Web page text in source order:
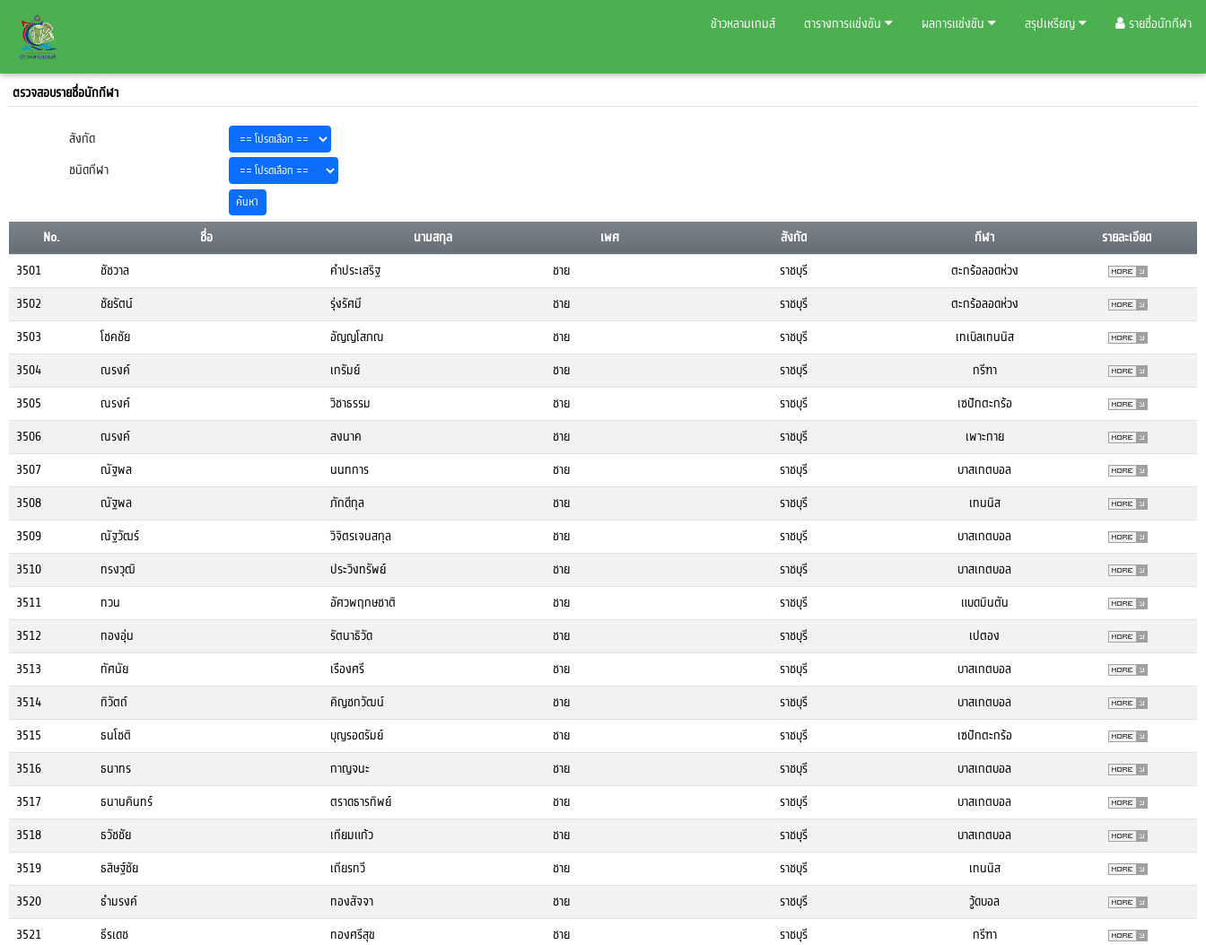
ข้าวหลามเกมส์ ตารางการแข่งขัน ผลการแข่งขัน สรุปเหรียญ รายชื่อนักกีฬา
ตรวจสอบรายชื่อนักกีฬา
สังกัด
ชนิดกีฬา
No. ชื่อ นามสกุล เพศ สังกัด กีฬา
รายละเอียด
3501
ชัชวาล คำประเสริฐ ชาย ราชบุรี
ตะกร้อลอดห่วง
3502
ชัยรัตน์ รุ่งรัศมี ชาย ราชบุรี
ตะกร้อลอดห่วง
3503
โชคชัย อัญญโสภณ ชาย ราชบุรี
เทเบิลเทนนิส
3504
ณรงค์ เกรัมย์ ชาย ราชบุรี
กรีฑา
3505
ณรงค์ วิชาธรรม ชาย ราชบุรี
เซปักตะกร้อ
3506
ณรงค์ สงนาค ชาย ราชบุรี
เพาะกาย
3507
ณัฐพล นนทการ ชาย ราชบุรี
บาสเกตบอล
3508
ณัฐพล ภักดีกุล ชาย ราชบุรี
เทนนิส
3509
ณัฐวัฒร์ วิจิตรเจนสกุล ชาย ราชบุรี
บาสเกตบอล
3510
ทรงวุฒิ ประวิงทรัพย์ ชาย ราชบุรี
บาสเกตบอล
3511
ทวน อัศวพฤกษชาติ ชาย ราชบุรี
แบดมินตัน
3512
ทองอุ่น รัตนาธิวัด ชาย ราชบุรี
เปตอง
3513
ทัศนัย เรืองศรี ชาย ราชบุรี
บาสเกตบอล
3514
ทิวัตถ์ คิญชกวัฒน์ ชาย ราชบุรี
บาสเกตบอล
3515
ธนโชติ บุญรอดรัมย์ ชาย ราชบุรี
เซปักตะกร้อ
3516
ธนาทร กาญจนะ ชาย ราชบุรี
บาสเกตบอล
3517
ธนานคินทร์ ตราดธารทิพย์ ชาย ราชบุรี
บาสเกตบอล
3518
ธวัชชัย เทียมแก้ว ชาย ราชบุรี
บาสเกตบอล
3519
ธสิษฐ์ชัย เถียรทวี ชาย ราชบุรี
เทนนิส
3520
ธำมรงค์ ทองสัจจา ชาย ราชบุรี
วู้ดบอล
3521
ธีรเดช ทองศรีสุข ชาย ราชบุรี
กรีฑา